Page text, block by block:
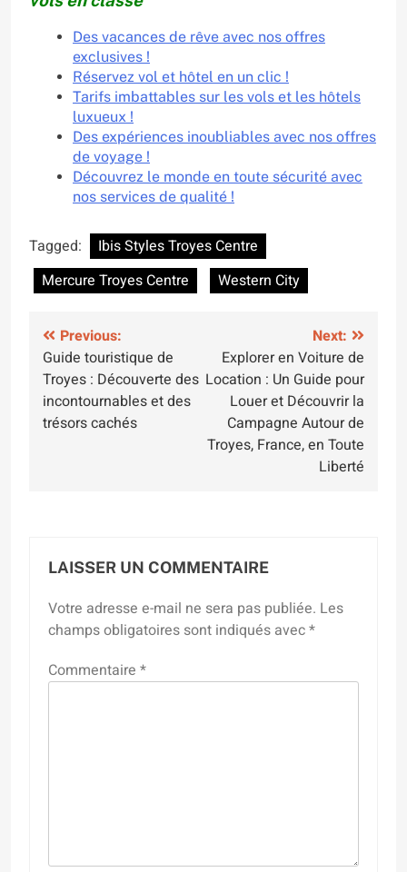
Des vacances de rêve avec nos offres
exclusives !
Réservez vol et hôtel en un clic !
Tarifs imbattables sur les vols et les hôtels
luxueux !
Des expériences inoubliables avec nos offres
de voyage !
Découvrez le monde en toute sécurité avec
nos services de qualité !
Tagged:
Ibis Styles Troyes Centre
Mercure Troyes Centre
Western City
Navigation
de
l’article
Previous:
Guide touristique de
Troyes : Découverte des
incontournables et des
trésors cachés
Next:
Explorer en Voiture de
Location : Un Guide pour
Louer et Découvrir la
Campagne Autour de
Troyes, France, en Toute
Liberté
LAISSER UN COMMENTAIRE
Votre adresse e-mail ne sera pas publiée. Les
champs obligatoires sont indiqués avec*
Commentaire *